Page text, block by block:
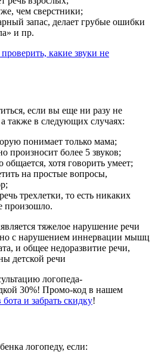
чем сверстники;
запас, делает грубые ошибки
и пр.
какие звуки не
если вы еще ни разу не
также в следующих случаях:
понимает только мама;
произносит более 5 звуков;
общается, хотя говорить умеет;
на простые вопросы,
трехлетки, то есть никаких
произошло.
тяжелое нарушение речи
с нарушением иннервации мышц
и общее недоразвитие речи,
детской речи
логопеда-
30%! Промо-код в нашем
и забрать скидку!
логопеду, если: